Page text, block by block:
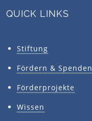
QUICK LINKS
Stiftung
Fördern & Spenden
Förderprojekte
Wissen